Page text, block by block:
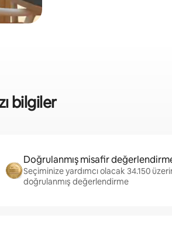
bilgiler
Doğrulanmış misafir
Seçiminize yardımcı olacak 34.150
doğrulanmış değerlendirme